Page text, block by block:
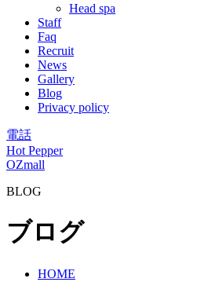
Head spa
Staff
Faq
Recruit
News
Gallery
Blog
Privacy policy
電話
Hot Pepper
OZmall
BLOG
ブログ
HOME